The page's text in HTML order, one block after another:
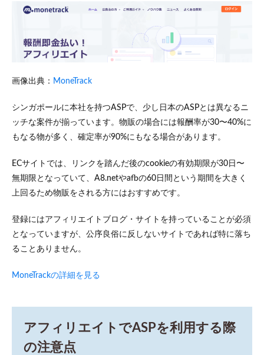
画像出典： MoneTrack
シンガポールに本社を持つASPで、少し日本のASPとは異なるニ
ッチな案件が揃っています。物販の場合には報酬率が30〜40%に
もなる物が多く、確定率が90%にもなる場合があります。
ECサイトでは、リンクを踏んだ後のcookieの有効期限が30日〜
無期限となっていて、A8.netやafbの60日間という期間を大きく
上回るため物販をされる方にはおすすめです。
登録にはアフィリエイトブログ・サイトを持っていることが必須
となっていますが、公序良俗に反しないサイトであれば特に落ち
ることありません。
MoneTrackの詳細を見る
アフィリエイトでASPを利用する際
の注意点